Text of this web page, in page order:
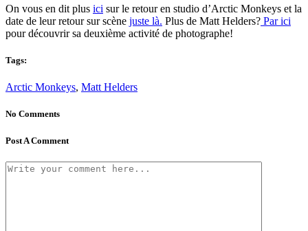
On vous en dit plus ici sur le retour en studio d’Arctic Monkeys et la
date de leur retour sur scène juste là. Plus de Matt Helders? Par ici
pour découvrir sa deuxième activité de photographe!
Tags:
Arctic Monkeys, Matt Helders
No Comments
Post A Comment